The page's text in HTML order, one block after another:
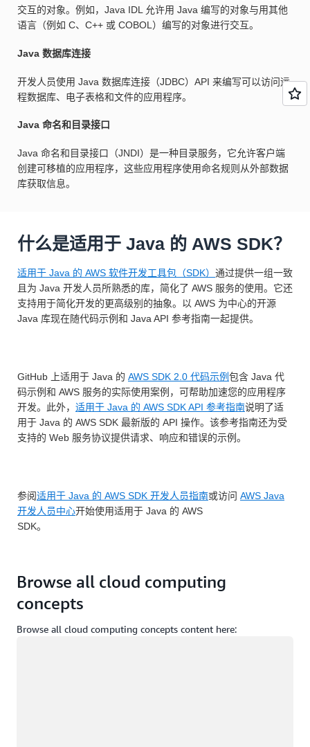
交互的对象。例如，Java IDL 允许用 Java 编写的对象与用其他
语言（例如 C、C++ 或 COBOL）编写的对象进行交互。
Java 数据库连接
开发人员使用 Java 数据库连接（JDBC）API 来编写可以访问远
程数据库、电子表格和文件的应用程序。
Java 命名和目录接口
Java 命名和目录接口（JNDI）是一种目录服务，它允许客户端
创建可移植的应用程序，这些应用程序使用命名规则从外部数据
库获取信息。
什么是适用于 Java 的 AWS SDK？
适用于 Java 的 AWS 软件开发工具包（SDK） 通过提供一组一致
且为 Java 开发人员所熟悉的库，简化了 AWS 服务的使用。它还
支持用于简化开发的更高级别的抽象。以 AWS 为中心的开源
Java 库现在随代码示例和 Java API 参考指南一起提供。
GitHub 上适用于 Java 的 AWS SDK 2.0 代码示例包含 Java 代
码示例和 AWS 服务的实际使用案例，可帮助加速您的应用程序
开发。此外， 适用于 Java 的 AWS SDK API 参考指南说明了适
用于 Java 的 AWS SDK 最新版的 API 操作。该参考指南还为受
支持的 Web 服务协议提供请求、响应和错误的示例。
参阅适用于 Java 的 AWS SDK 开发人员指南或访问 AWS Java
开发人员中心开始使用适用于 Java 的 AWS
SDK。
Browse all cloud computing
concepts
Browse all cloud computing concepts content here: